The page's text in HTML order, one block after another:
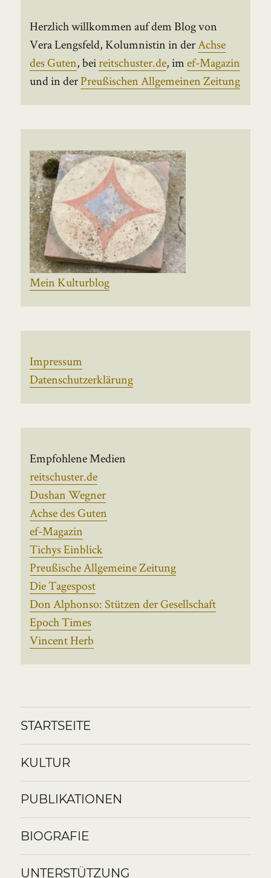
Herzlich willkommen auf dem Blog von
Vera Lengsfeld, Kolumnistin in derAchse
des Guten, beireitschuster.de, imef-Magazin
und in derPreußischen Allgemeinen Zeitung
Mein Kulturblog
Impressum
Datenschutzerklärung
Empfohlene Medien
reitschuster.de
Dushan Wegner
Achse des Guten
ef-Magazin
Tichys Einblick
Preußische Allgemeine Zeitung
Die Tagespost
Don Alphonso: Stützen der Gesellschaft
Epoch Times
Vincent Herb
STARTSEITE
KULTUR
PUBLIKATIONEN
BIOGRAFIE
UNTERSTÜTZUNG